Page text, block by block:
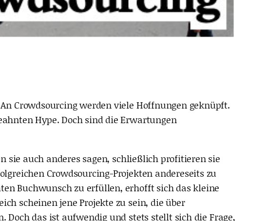
Crowdsourcing werden viele Hoffnungen geknüpft.
Hype. Doch sind die Erwartungen
sie auch anderes sagen, schließlich profitieren sie
Crowdsourcing-Projekten andereseits zu
Buchwunsch zu erfüllen, erhofft sich das kleine
scheinen jene Projekte zu sein, die über
das ist aufwendig und stets stellt sich die Frage,